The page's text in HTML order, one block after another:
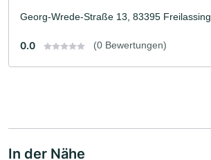
Georg-Wrede-Straße 13, 83395 Freilassing
0.0 (0 Bewertungen)
In der Nähe